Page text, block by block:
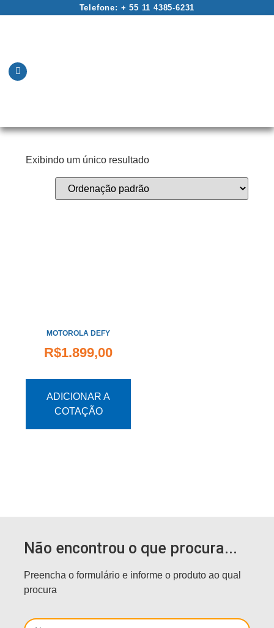
Telefone: + 55 11 4385-6231
Exibindo um único resultado
MOTOROLA DEFY
R$1.899,00
ADICIONAR A
COTAÇÃO
Não encontrou o que procura...
Preencha o formulário e informe o produto ao qual
procura